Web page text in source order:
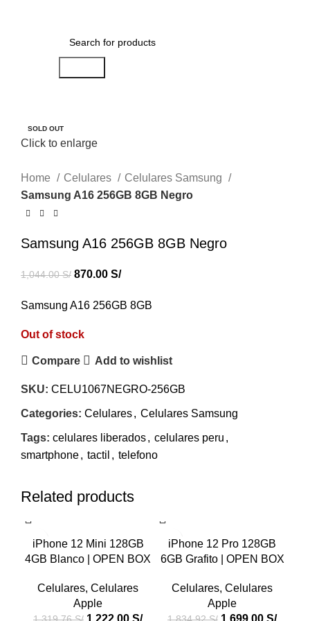
SOLD OUT
Click to enlarge
Home Celulares
Celulares Samsung
Samsung A16 256GB 8GB Negro
Samsung A16 256GB 8GB Negro
1,044.00S/ 870.00 S/
Samsung A16 256GB 8GB
Out of stock
Compare Add to wishlist
SKU: CELU1067NEGRO-256GB
Categories: Celulares, Celulares Samsung
Tags: celulares liberados, celulares peru ,
smartphone, tactil , telefono
Related products
-7%
iPhone 12 Mini 128GB
4GB Blanco | OPEN BOX
Celulares, Celulares
Apple
-7%
iPhone 12 Pro 128GB
6GB Grafito | OPEN BOX
Celulares, Celulares
Apple